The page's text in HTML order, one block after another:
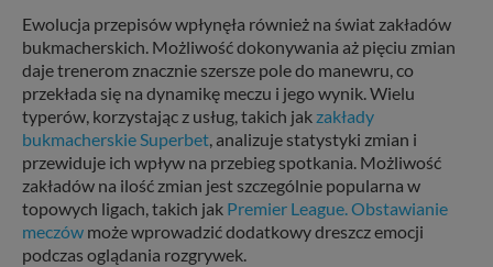
Ewolucja przepisów wpłynęła również na świat zakładów
bukmacherskich. Możliwość dokonywania aż pięciu zmian
daje trenerom znacznie szersze pole do manewru, co
przekłada się na dynamikę meczu i jego wynik. Wielu
typerów, korzystając z usług, takich jak zakłady
bukmacherskie Superbet, analizuje statystyki zmian i
przewiduje ich wpływ na przebieg spotkania. Możliwość
zakładów na ilość zmian jest szczególnie popularna w
topowych ligach, takich jak Premier League. Obstawianie
meczów może wprowadzić dodatkowy dreszcz emocji
podczas oglądania rozgrywek.